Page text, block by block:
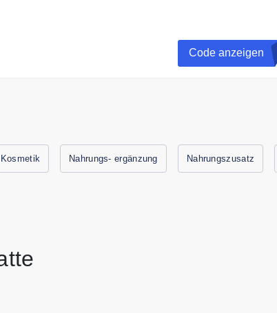
Code anzeigen
Kosmetik Nahrungs- ergänzung Nahrungszusatz